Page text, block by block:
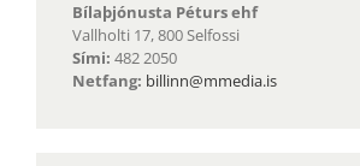
Bílaþjónusta Péturs ehf
Vallholti 17, 800 Selfossi
Sími: 482 2050
Netfang: billinn@mmedia.is